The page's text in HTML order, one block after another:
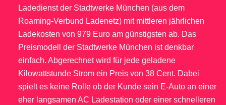
Ladedienst der Stadtwerke München (aus dem
Roaming-Verbund Ladenetz) mit mittleren jährlichen
Ladekosten von 979 Euro am günstigsten ab. Das
Preismodell der Stadtwerke München ist denkbar
einfach. Abgerechnet wird für jede geladene
Kilowattstunde Strom ein Preis von 38 Cent. Dabei
spielt es keine Rolle ob der Kunde sein E-Auto an einer
eher langsamen AC Ladestation oder einer schnelleren